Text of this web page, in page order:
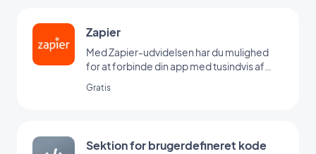
Zapier
Med Zapier-udvidelsen har du mulighed
for at forbinde din app med tusindvis af
tilføjelse til at sætte automatiseringer op
Gratis
Sektion for brugerdefineret kode